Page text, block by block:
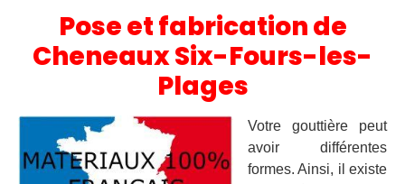
Pose et fabrication de
Cheneaux Six-Fours-les-
Plages
Votre gouttière peut
avoir différentes
formes. Ainsi, il existe